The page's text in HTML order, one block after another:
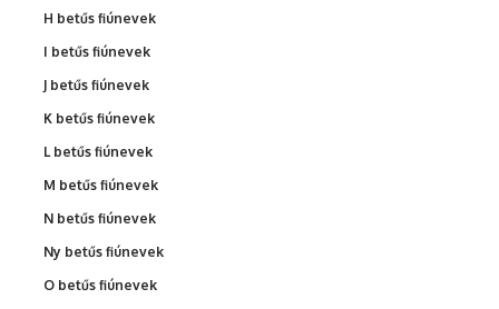
H betűs fiúnevek
I betűs fiúnevek
J betűs fiúnevek
K betűs fiúnevek
L betűs fiúnevek
M betűs fiúnevek
N betűs fiúnevek
Ny betűs fiúnevek
O betűs fiúnevek